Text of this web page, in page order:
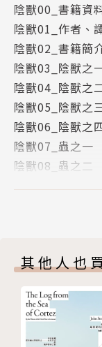
【臺日獨家‧全
◎異色漫畫家 中
逝世五十年 復刻
犯罪啊！
一條未曾讓我如
痛快行走的地獄
描繪追逐愉悅、
文字森然妖氣
〈陰獸〉
陰獸00_書籍資
陰獸01_作者、
陰獸02_書籍簡
陰獸03_陰獸之
陰獸04_陰獸之
陰獸05_陰獸之
陰獸06_陰獸之
陰獸07_蟲之一
陰獸08_蟲之二
陰獸13_石榴之
陰獸15_石榴之三
其他人也